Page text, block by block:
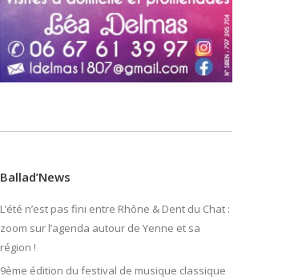
Ballad’News
L’été n’est pas fini entre Rhône & Dent du Chat :
zoom sur l’agenda autour de Yenne et sa
région !
9ème édition du festival de musique classique